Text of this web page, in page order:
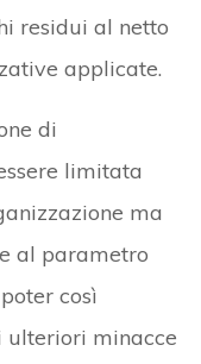
residui al netto
applicate.
di
limitata
ma
al parametro
così
ulteriori minacce